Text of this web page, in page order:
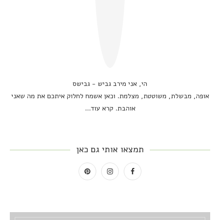
הי, אני מירב גביש - גבישס
אופה, מבשלת, משוטטת, מצלמת. וכאן אשמח לחלוק איתכם את מה שאני
אוהבת. קרא עוד...
תמצאו אותי גם כאן